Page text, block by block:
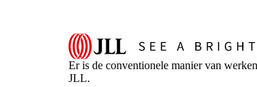
Er is de conventionele manier van
JLL.